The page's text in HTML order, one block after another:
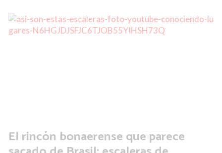
El rincón bonaerense que parece